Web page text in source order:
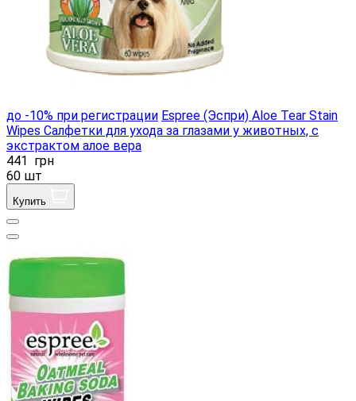
до -10% при регистрации Espree (Эспри) Aloe Tear Stain
Wipes Салфетки для ухода за глазами у животных, с
экстрактом алое вера
441
грн
60 шт
Купить